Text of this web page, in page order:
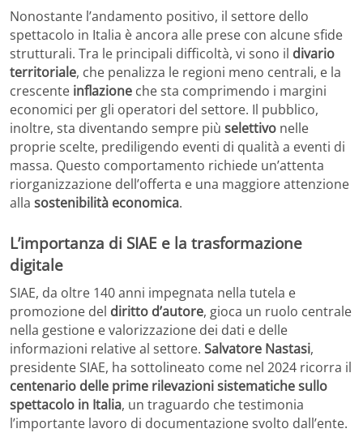
Nonostante l’andamento positivo, il settore dello
spettacolo in Italia è ancora alle prese con alcune sfide
strutturali. Tra le principali difficoltà, vi sono il divario
territoriale, che penalizza le regioni meno centrali, e la
crescente inflazione che sta comprimendo i margini
economici per gli operatori del settore. Il pubblico,
inoltre, sta diventando sempre più selettivo nelle
proprie scelte, prediligendo eventi di qualità a eventi di
massa. Questo comportamento richiede un’attenta
riorganizzazione dell’offerta e una maggiore attenzione
alla sostenibilità economica.
L’importanza di SIAE e la trasformazione
digitale
SIAE, da oltre 140 anni impegnata nella tutela e
promozione del diritto d’autore, gioca un ruolo centrale
nella gestione e valorizzazione dei dati e delle
informazioni relative al settore. Salvatore Nastasi,
presidente SIAE, ha sottolineato come nel 2024 ricorra il
centenario delle prime rilevazioni sistematiche sullo
spettacolo in Italia, un traguardo che testimonia
l’importante lavoro di documentazione svolto dall’ente.